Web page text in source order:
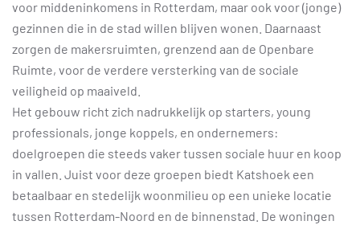
voor middeninkomens in Rotterdam, maar ook voor (jonge)
gezinnen die in de stad willen blijven wonen. Daarnaast
zorgen de makersruimten, grenzend aan de Openbare
Ruimte, voor de verdere versterking van de sociale
veiligheid op maaiveld.
Het gebouw richt zich nadrukkelijk op starters, young
professionals, jonge koppels, en ondernemers:
doelgroepen die steeds vaker tussen sociale huur en koop
in vallen. Juist voor deze groepen biedt Katshoek een
betaalbaar en stedelijk woonmilieu op een unieke locatie
tussen Rotterdam-Noord en de binnenstad. De woningen